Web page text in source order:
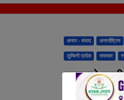
अन्तर - संवाद अन्तर्राष्ट्रिय
लुम्बिनी प्रदेश समाचार
रास्वपाको
२८ मंसिर २०८२,